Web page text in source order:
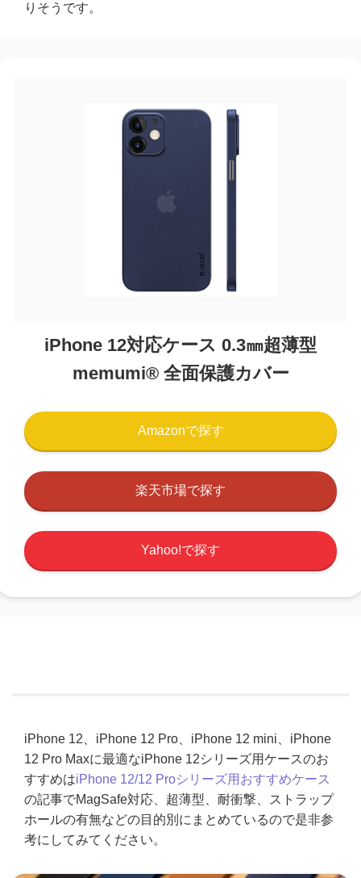
りそうです。
iPhone 12対応ケース 0.3㎜超薄型
memumi® 全面保護カバー
Amazonで探す
楽天市場で探す
Yahoo!で探す
iPhone 12、iPhone 12 Pro、iPhone 12 mini、iPhone
12 Pro Maxに最適なiPhone 12シリーズ用ケースのお
すすめはiPhone 12/12 Proシリーズ用おすすめケース
の記事でMagSafe対応、超薄型、耐衝撃、ストラップ
ホールの有無などの目的別にまとめているので是非参
考にしてみてください。